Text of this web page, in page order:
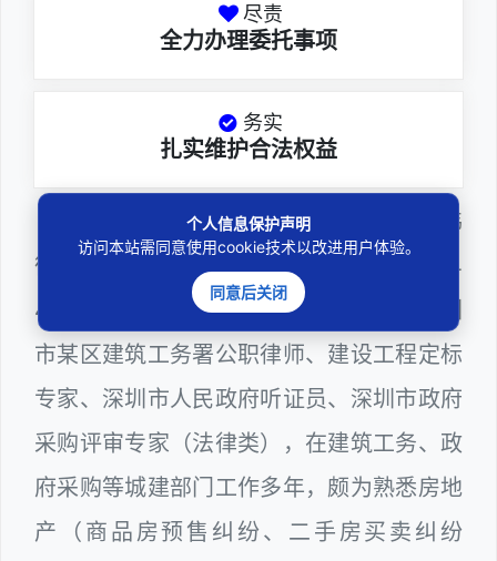
尽责
全力办理委托事项
务实
扎实维护合法权益
邓杰律师，法律硕士，执业于北京市炜
衡（深圳）律师事务所，律师执业证号为14
403201810022100，现（或曾）兼任深圳
市某区建筑工务署公职律师、建设工程定标
专家、深圳市人民政府听证员、深圳市政府
采购评审专家（法律类），在建筑工务、政
府采购等城建部门工作多年，颇为熟悉房地
产（商品房预售纠纷、二手房买卖纠纷
个人信息保护声明
访问本站需同意使用cookie技术以改进用户体验。
同意后关闭